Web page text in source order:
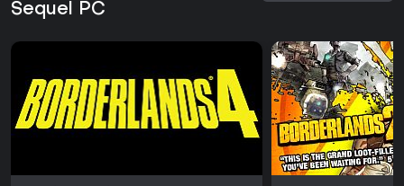
Sequel PC